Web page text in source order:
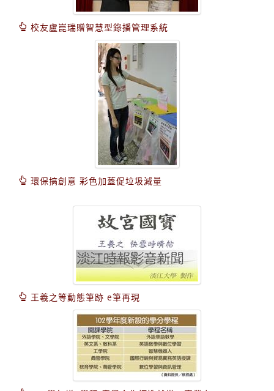
校友盧崑瑞贈智慧型錄播管理系統
環保搞創意 彩色加蓋促垃圾減量
王羲之等動態筆跡 e筆再現